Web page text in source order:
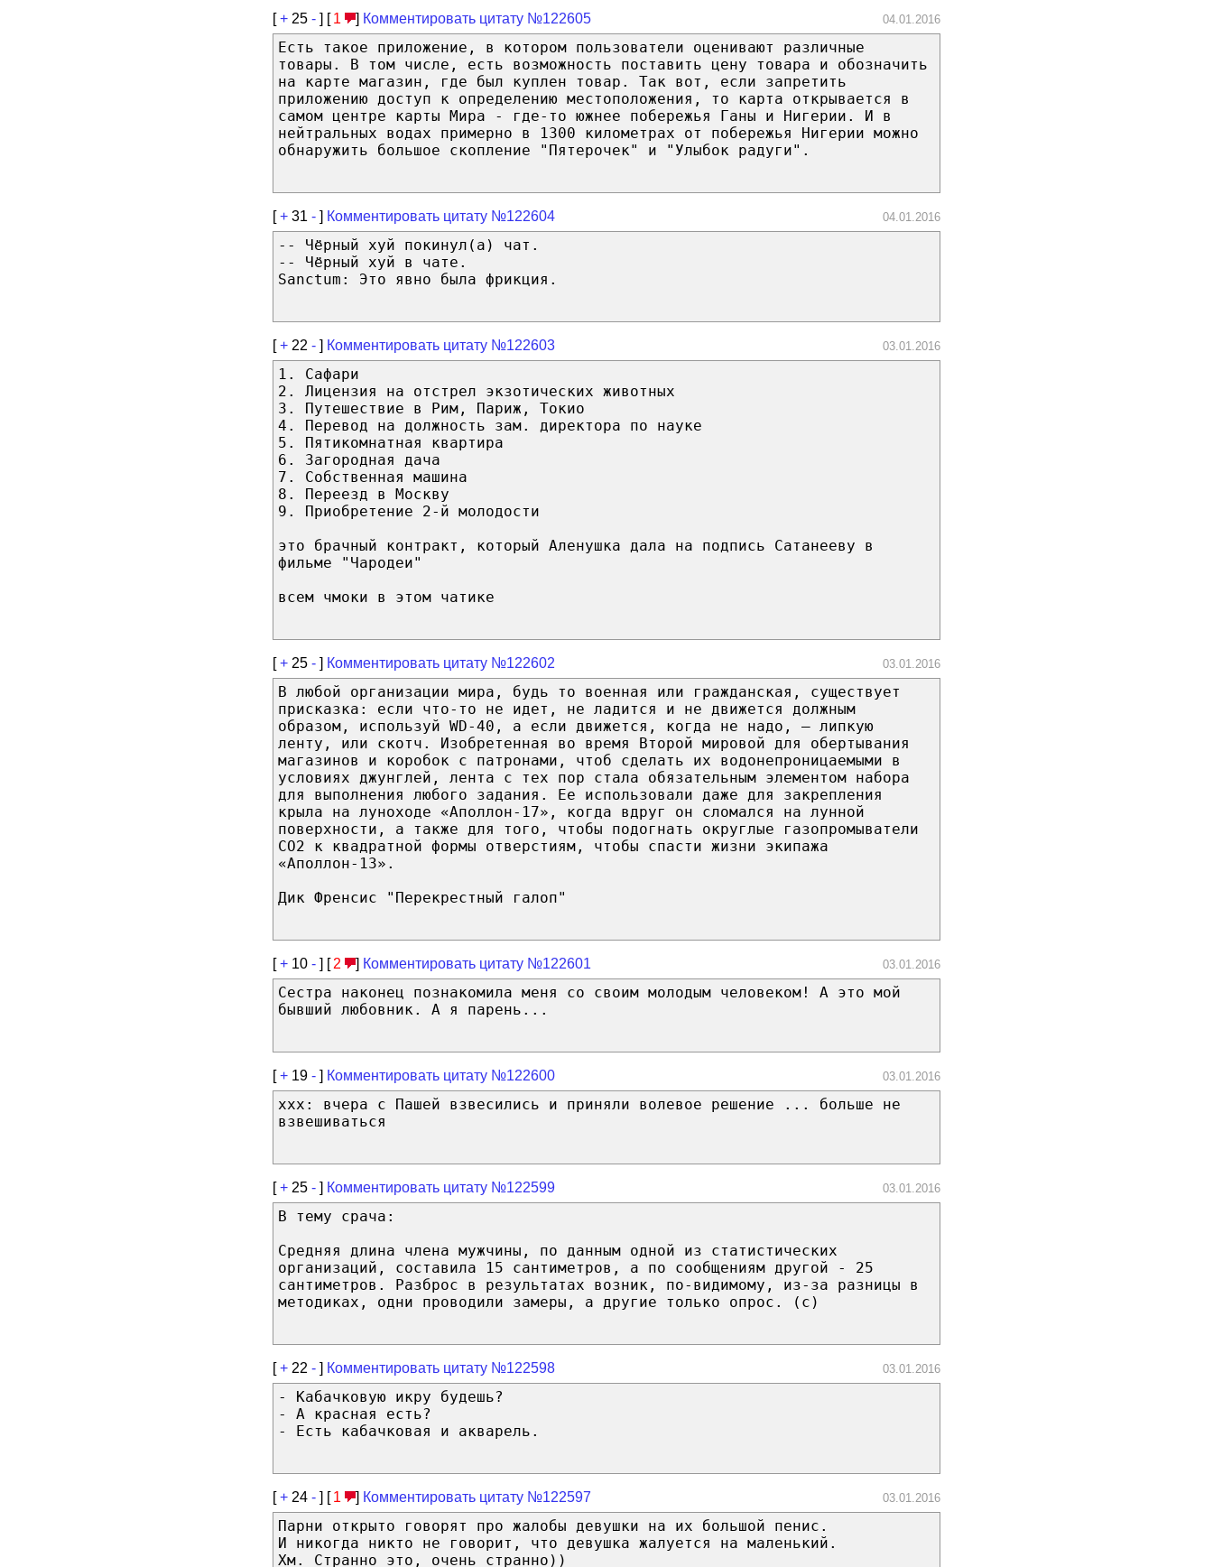
[+ 25 - ] [ 1 ] Комментировать цитату №122605 04.01.2016
Есть такое приложение, в котором пользователи оценивают различные
товары. В том числе, есть возможность поставить цену товара и обозначить
на карте магазин, где был куплен товар. Так вот, если запретить
приложению доступ к определению местоположения, то карта открывается в
самом центре карты Мира - где-то южнее побережья Ганы и Нигерии. И в
нейтральных водах примерно в 1300 километрах от побережья Нигерии можно
обнаружить большое скопление "Пятерочек" и "Улыбок радуги".
[+ 31 - ] Комментировать цитату №122604 04.01.2016
-- Чёрный хyй покинул(а) чат.
-- Чёрный хyй в чате.
Sanctum: Это явно была фрикция.
[+ 22 - ] Комментировать цитату №122603 03.01.2016
1. Сафари
2. Лицензия на отстрел экзотических животных
3. Путешествие в Рим, Париж, Токио
4. Перевод на должность зам. директора по науке
5. Пятикомнатная квартира
6. Загородная дача
7. Собственная машина
8. Переезд в Москву
9. Приобретение 2-й молодости
это брачный контракт, который Аленушка дала на подпись Сатанееву в
фильме "Чародеи"
всем чмоки в этом чатике
[+ 25 - ] Комментировать цитату №122602 03.01.2016
В любой организации мира, будь то военная или гражданская, существует
присказка: если что-то не идет, не ладится и не движется должным
образом, используй WD-40, а если движется, когда не надо, — липкую
ленту, или скотч. Изобретенная во время Второй мировой для обертывания
магазинов и коробок с патронами, чтоб сделать их водонепроницаемыми в
условиях джунглей, лента с тех пор стала обязательным элементом набора
для выполнения любого задания. Ее использовали даже для закрепления
крыла на луноходе «Аполлон-17», когда вдруг он сломался на лунной
поверхности, а также для того, чтобы подогнать округлые газопромыватели
СО2 к квадратной формы отверстиям, чтобы спасти жизни экипажа
«Аполлон-13».
Дик Френсис "Перекрестный галоп"
[+ 10 - ] [ 2 ] Комментировать цитату №122601 03.01.2016
Сестра наконец познакомила меня со своим молодым человеком! А это мой
бывший любовник. А я парень...
[+ 19 - ] Комментировать цитату №122600 03.01.2016
xxx: вчера с Пашей взвесились и приняли волевое решение ... больше не
взвешиваться
[+ 25 - ] Комментировать цитату №122599 03.01.2016
В тему срача:
Средняя длина члена мужчины, по данным одной из статистических
организаций, составила 15 сантиметров, а по сообщениям другой - 25
сантиметров. Разброс в результатах возник, по-видимому, из-за разницы в
методиках, одни проводили замеры, а другие только опрос. (с)
[+ 22 - ] Комментировать цитату №122598 03.01.2016
- Кабачковую икру будешь?
- А красная есть?
- Есть кабачковая и акварель.
[+ 24 - ] [ 1 ] Комментировать цитату №122597 03.01.2016
Парни открыто говорят про жалобы девушки на их большой пенис.
И никогда никто не говорит, что девушка жалуется на маленький.
Хм. Странно это, очень странно))